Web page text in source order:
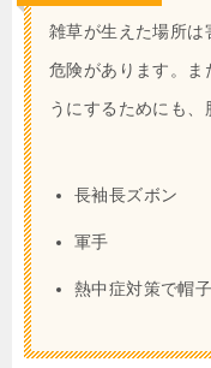
雑草が生えた場所
危険があります。ま
うにするためにも、
長袖長ズボン
軍手
熱中症対策で帽子